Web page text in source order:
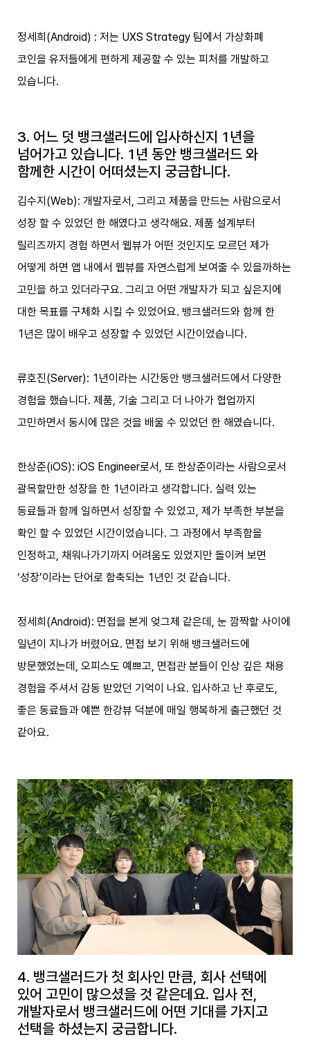
정세희(Android) : 저는 UXS Strategy 팀에서 가상화폐
코인을 유저들에게 편하게 제공할 수 있는 피처를 개발하고
있습니다.
3. 어느 덧 뱅크샐러드에 입사하신지 1년을
넘어가고 있습니다. 1년 동안 뱅크샐러드 와
함께한 시간이 어떠셨는지 궁금합니다.
김수지(Web): 개발자로서, 그리고 제품을 만드는 사람으로서
성장 할 수 있었던 한 해였다고 생각해요. 제품 설계부터
릴리즈까지 경험 하면서 웹뷰가 어떤 것인지도 모르던 제가
어떻게 하면 앱 내에서 웹뷰를 자연스럽게 보여줄 수 있을까하는
고민을 하고 있더라구요. 그리고 어떤 개발자가 되고 싶은지에
대한 목표를 구체화 시킬 수 있었어요. 뱅크샐러드와 함께 한
1년은 많이 배우고 성장할 수 있었던 시간이었습니다.
류호진(Server): 1년이라는 시간동안 뱅크샐러드에서 다양한
경험을 했습니다. 제품, 기술 그리고 더 나아가 협업까지
고민하면서 동시에 많은 것을 배울 수 있었던 한 해였습니다.
한상준(iOS): iOS Engineer로서, 또 한상준이라는 사람으로서
괄목할만한 성장을 한 1년이라고 생각합니다. 실력 있는
동료들과 함께 일하면서 성장할 수 있었고, 제가 부족한 부분을
확인 할 수 있었던 시간이었습니다. 그 과정에서 부족함을
인정하고, 채워나가기까지 어려움도 있었지만 돌이켜 보면
‘성장’이라는 단어로 함축되는 1년인 것 같습니다.
정세희(Android): 면접을 본게 엊그제 같은데, 눈 깜짝할 사이에
일년이 지나가 버렸어요. 면접 보기 위해 뱅크샐러드에
방문했었는데, 오피스도 예쁘고, 면접관 분들이 인상 깊은 채용
경험을 주셔서 감동 받았던 기억이 나요. 입사하고 난 후로도,
좋은 동료들과 예쁜 한강뷰 덕분에 매일 행복하게 출근했던 것
같아요.
4. 뱅크샐러드가 첫 회사인 만큼, 회사 선택에
있어 고민이 많으셨을 것 같은데요. 입사 전,
개발자로서 뱅크샐러드에 어떤 기대를 가지고
선택을 하셨는지 궁금합니다.